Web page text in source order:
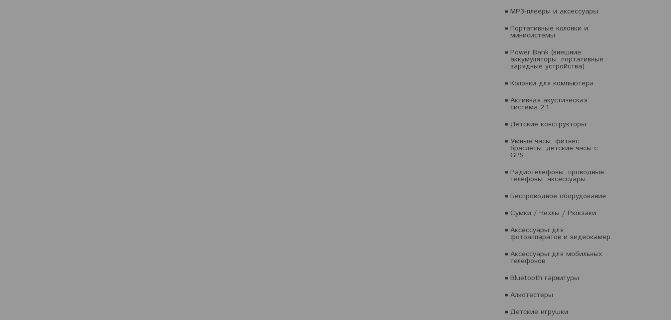
MP3-плееры и аксессуары
Портативные колонки и
минисистемы
Power Bank (внешние
аккумуляторы, портативные
зарядные устройства)
Колонки для компьютера
Активная акустическая
система 2.1
Детские конструкторы
Умные часы, фитнес
браслеты, детские часы с
GPS
Радиотелефоны, проводные
телефоны, аксессуары
Беспроводное оборудование
Сумки / Чехлы / Рюкзаки
Аксессуары для
фотоаппаратов и видеокамер
Аксессуары для мобильных
телефонов
Bluetooth гарнитуры
Алкотестеры
Детские игрушки